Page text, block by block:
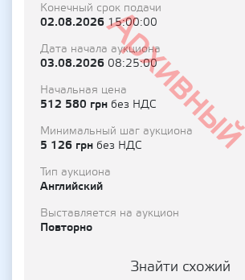
Архивный
Конечный срок подачи
02.08.202615:00:00
Дата начала аукциона
03.08.2026 08:25:00
Начальная цена
512 580 грн без НДС
Минимальный шаг аукциона
5 126 грн без НДС
Тип аукциона
Английский
Выставляется на аукцион
Повторно
Знайти схожий